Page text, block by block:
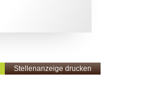
Stellenanzeige drucken